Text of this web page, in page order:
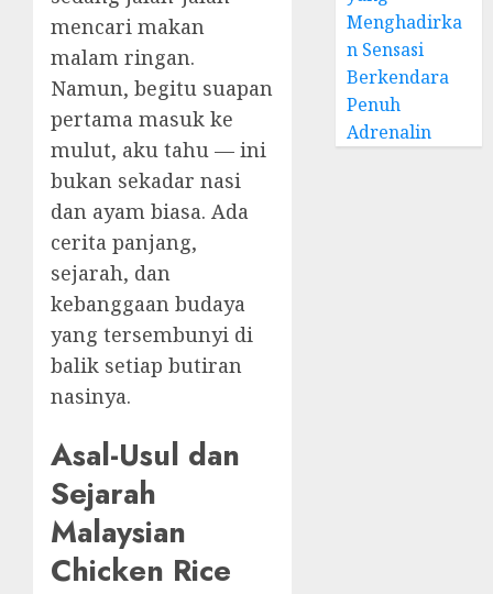
mencari makan
malam ringan.
Namun, begitu suapan
pertama masuk ke
mulut, aku tahu — ini
bukan sekadar nasi
dan ayam biasa. Ada
cerita panjang,
sejarah, dan
kebanggaan budaya
yang tersembunyi di
balik setiap butiran
nasinya.
Asal-Usul dan
Sejarah
Malaysian
Chicken Rice
Menghadirka
n Sensasi
Berkendara
Penuh
Adrenalin